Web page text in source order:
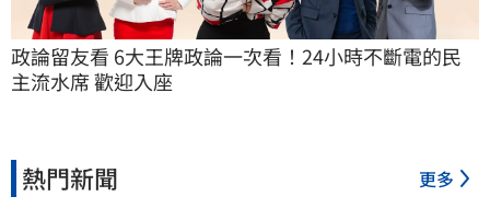
政論留友看 6大王牌政論一次看！24小時不斷電的民
主流水席 歡迎入座
熱門新聞 更多